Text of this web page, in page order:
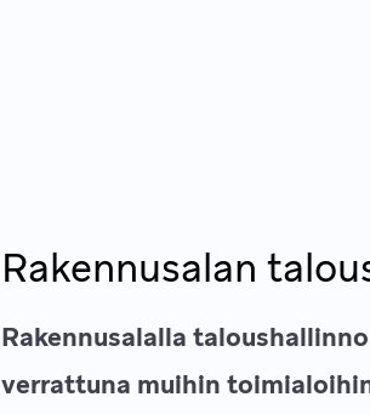
Rakennusalan
Rakennusalalla
verrattuna muihin